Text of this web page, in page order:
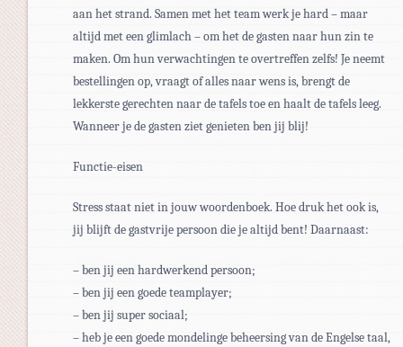
aan het strand. Samen met het team werk je hard – maar
altijd met een glimlach – om het de gasten naar hun zin te
maken. Om hun verwachtingen te overtreffen zelfs! Je neemt
bestellingen op, vraagt of alles naar wens is, brengt de
lekkerste gerechten naar de tafels toe en haalt de tafels leeg.
Wanneer je de gasten ziet genieten ben jij blij!
Functie-eisen
Stress staat niet in jouw woordenboek. Hoe druk het ook is,
jij blijft de gastvrije persoon die je altijd bent! Daarnaast:
– ben jij een hardwerkend persoon;
– ben jij een goede teamplayer;
– ben jij super sociaal;
– heb je een goede mondelinge beheersing van de Engelse taal,